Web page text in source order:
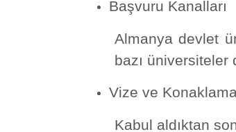
Başvuru Kanalları
Almanya devlet
bazı
Vize ve
Kabul aldıktan